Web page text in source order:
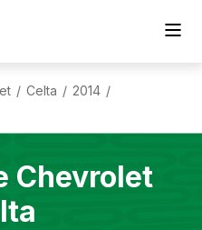
/ Celta / 2014 /
Chevrolet